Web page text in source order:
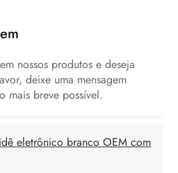
nossos produtos e deseja
deixe uma mensagem
mais breve possível.
eletrônico branco OEM com